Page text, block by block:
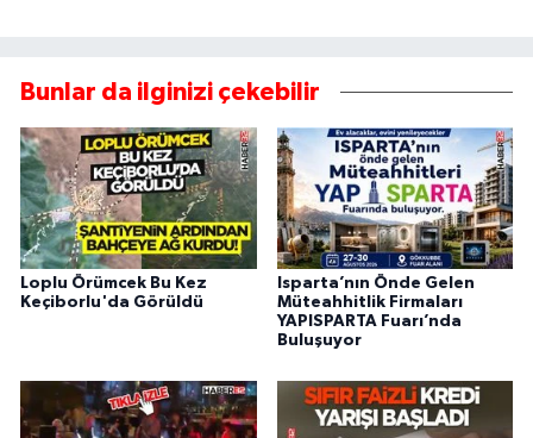
Bunlar da ilginizi çekebilir
Loplu Örümcek Bu Kez
Keçiborlu'da Görüldü
Isparta’nın Önde Gelen
Müteahhitlik Firmaları
YAPISPARTA Fuarı’nda
Buluşuyor